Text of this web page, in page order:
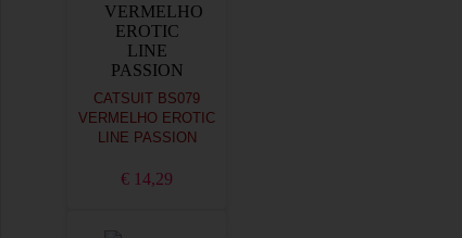
CATSUIT BS079
VERMELHO EROTIC
LINE PASSION
€ 14,29